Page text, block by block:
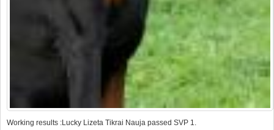
Working results :Lucky Lizeta Tikrai Nauja passed SVP 1.